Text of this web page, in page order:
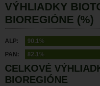
VÝHLIADKY
BIOREGIÓNE (%)
ALP:
90.1%
PAN:
82.1%
CELKOVÉ
BIOREGIÓNE